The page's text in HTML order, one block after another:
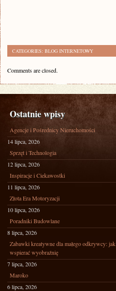
CATEGORIES: BLOG INTERNETOWY
Comments are closed.
Ostatnie wpisy
Agencje i Pośrednicy Nieruchomości
14 lipca, 2026
Sprzęt i Technologia
12 lipca, 2026
Inspiracje i Ciekawostki
11 lipca, 2026
Złota Era Motoryzacji
10 lipca, 2026
Poradniki Budowlane
8 lipca, 2026
Zabawki kreatywne dla małego odkrywcy: jak
wspierać wyobraźnię
7 lipca, 2026
Maroko
6 lipca, 2026